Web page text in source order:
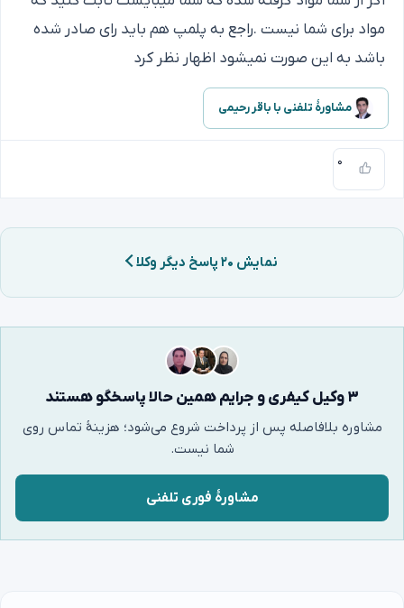
مواد برای شما نیست .راجع به پلمپ هم باید رای صادر شده
باشد به این صورت نمیشود اظهار نظر کرد
مشاورهٔ تلفنی با باقر رحیمی
۰
نمایش ۲۰ پاسخ دیگر وکلا
۳ وکیل کیفری و جرایم همین حالا پاسخگو هستند
مشاوره بلافاصله پس از پرداخت شروع می‌شود؛ هزینهٔ تماس روی
شما نیست.
مشاورهٔ فوری تلفنی